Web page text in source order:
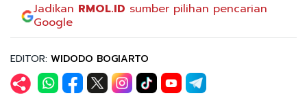
Jadikan RMOL.ID sumber pilihan pencarian
Google
EDITOR: WIDODO BOGIARTO